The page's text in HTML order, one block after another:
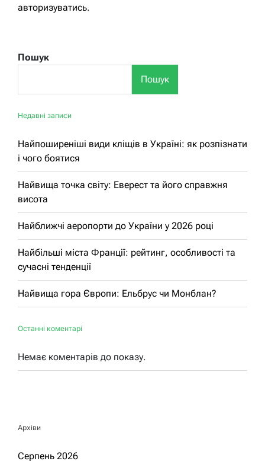
авторизуватись.
Пошук
Пошук
Недавні записи
Найпоширеніші види кліщів в Україні: як розпізнати
і чого боятися
Найвища точка світу: Еверест та його справжня
висота
Найближчі аеропорти до України у 2026 році
Найбільші міста Франції: рейтинг, особливості та
сучасні тенденції
Найвища гора Європи: Ельбрус чи Монблан?
Останні коментарі
Немає коментарів до показу.
Архіви
Серпень 2026